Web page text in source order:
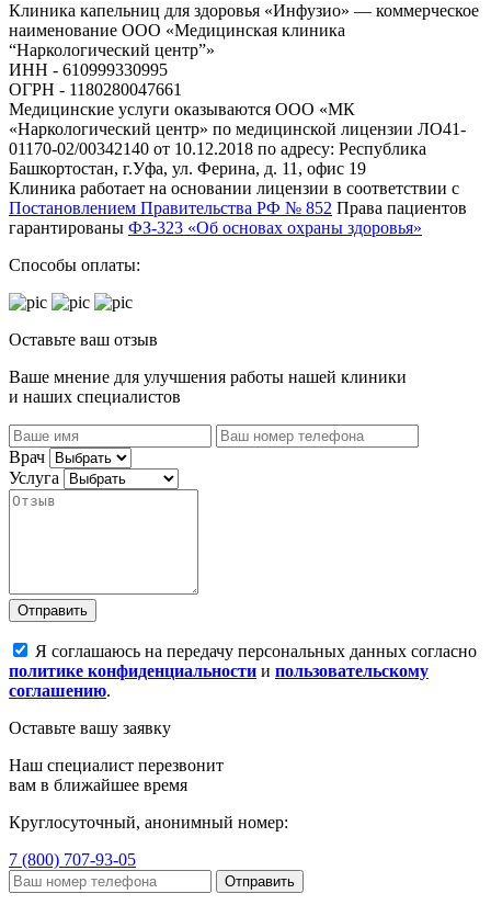
Клиника капельниц для здоровья «Инфузио» — коммерческое
наименование ООО «Медицинская клиника
“Наркологический центр”»
ИНН - 610999330995
ОГРН - 1180280047661
Медицинские услуги оказываются ООО «МК
«Наркологический центр» по медицинской лицензии ЛО41-
01170-02/00342140 от 10.12.2018 по адресу: Республика
Башкортостан, г.Уфа, ул. Ферина, д. 11, офис 19
Клиника работает на основании лицензии в соответствии с
Постановлением Правительства РФ № 852 Права пациентов
гарантированы ФЗ-323 «Об основах охраны здоровья»
Способы оплаты:
Оставьте ваш отзыв
Ваше мнение для улучшения работы нашей клиники
и наших специалистов
Врач
Услуга
Отправить
Я соглашаюсь на передачу персональных данных согласно
политике конфиденциальности и пользовательскому
соглашению.
Оставьте вашу заявку
Наш специалист перезвонит
вам в ближайшее время
Круглосуточный, анонимный номер:
7 (800) 707-93-05
Отправить